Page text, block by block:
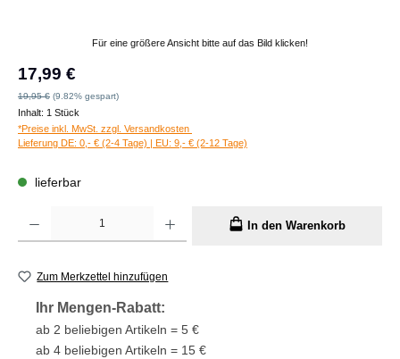
Für eine größere Ansicht bitte auf das Bild klicken!
Verkaufspreis:
17,99 €
Regulärer Preis:
19,95 € (9.82% gespart)
Inhalt: 1 Stück
*Preise inkl. MwSt. zzgl. Versandkosten
Lieferung DE: 0,- € (2-4 Tage) | EU: 9,- € (2-12 Tage)
lieferbar
In den Warenkorb
Zum Merkzettel hinzufügen
Ihr Mengen-Rabatt:
ab 2 beliebigen Artikeln = 5 €
ab 4 beliebigen Artikeln = 15 €